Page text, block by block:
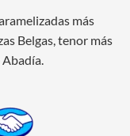
más
Belgas, tenor más